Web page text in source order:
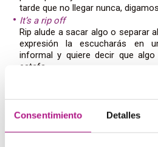
Consentimiento Detalles
tarde que no llegar nunca, digamos.
It’s a rip off
Rip alude a sacar algo o separar
expresión la escucharás en
informal y quiere decir que
estafa.
Si eres de los que necesitan
evento al que te han invitado,
hecha en inglés. Todo el mundo